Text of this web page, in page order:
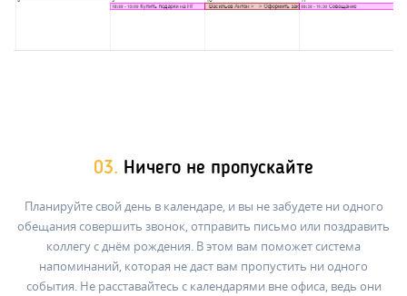
03. Ничего не пропускайте
Планируйте свой день в календаре, и вы не забудете ни одного
обещания совершить звонок, отправить письмо или поздравить
коллегу с днём рождения. В этом вам поможет система
напоминаний, которая не даст вам пропустить ни одного
события. Не расставайтесь с календарями вне офиса, ведь они